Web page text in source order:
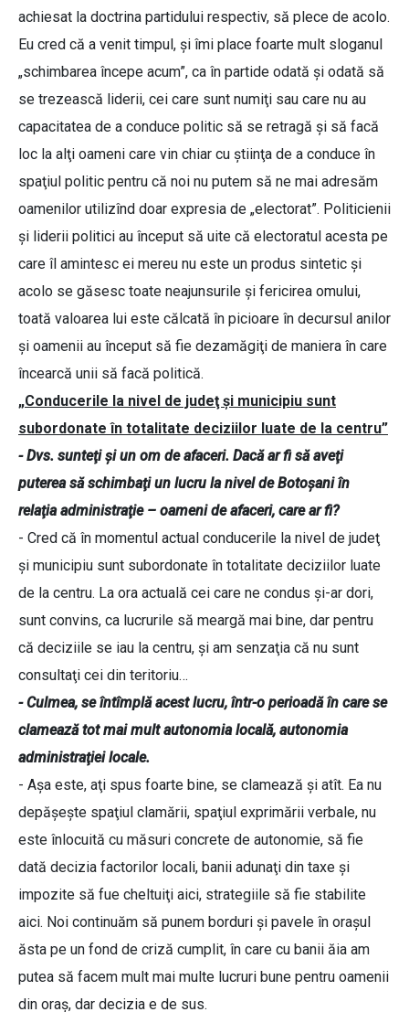
achiesat la doctrina partidului respectiv, să plece de acolo.
Eu cred că a venit timpul, şi îmi place foarte mult sloganul
„schimbarea începe acum”, ca în partide odată şi odată să
se trezească liderii, cei care sunt numiţi sau care nu au
capacitatea de a conduce politic să se retragă şi să facă
loc la alţi oameni care vin chiar cu ştiinţa de a conduce în
spaţiul politic pentru că noi nu putem să ne mai adresăm
oamenilor utilizînd doar expresia de „electorat”. Politicienii
şi liderii politici au început să uite că electoratul acesta pe
care îl amintesc ei mereu nu este un produs sintetic şi
acolo se găsesc toate neajunsurile şi fericirea omului,
toată valoarea lui este călcată în picioare în decursul anilor
şi oamenii au început să fie dezamăgiţi de maniera în care
încearcă unii să facă politică.
„Conducerile la nivel de judeţ şi municipiu sunt
subordonate în totalitate deciziilor luate de la centru”
- Dvs. sunteţi şi un om de afaceri. Dacă ar fi să aveţi
puterea să schimbaţi un lucru la nivel de Botoşani în
relaţia administraţie – oameni de afaceri, care ar fi?
- Cred că în momentul actual conducerile la nivel de judeţ
şi municipiu sunt subordonate în totalitate deciziilor luate
de la centru. La ora actuală cei care ne condus şi-ar dori,
sunt convins, ca lucrurile să meargă mai bine, dar pentru
că deciziile se iau la centru, şi am senzaţia că nu sunt
consultaţi cei din teritoriu…
- Culmea, se întîmplă acest lucru, într-o perioadă în care se
clamează tot mai mult autonomia locală, autonomia
administraţiei locale.
- Aşa este, aţi spus foarte bine, se clamează şi atît. Ea nu
depăşeşte spaţiul clamării, spaţiul exprimării verbale, nu
este înlocuită cu măsuri concrete de autonomie, să fie
dată decizia factorilor locali, banii adunaţi din taxe şi
impozite să fue cheltuiţi aici, strategiile să fie stabilite
aici. Noi continuăm să punem borduri şi pavele în oraşul
ăsta pe un fond de criză cumplit, în care cu banii ăia am
putea să facem mult mai multe lucruri bune pentru oamenii
din oraş, dar decizia e de sus.